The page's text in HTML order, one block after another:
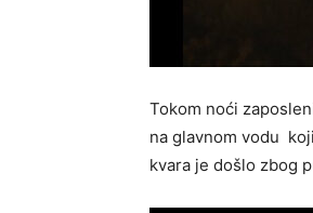
Tokom noći
na glavnom vodu
kvara je došlo zbog